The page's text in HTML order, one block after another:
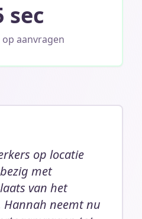
sec
aanvragen
op locatie
met
van het
neemt nu